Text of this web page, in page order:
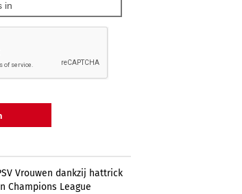
Vrouwen dankzij hattrick
Champions League